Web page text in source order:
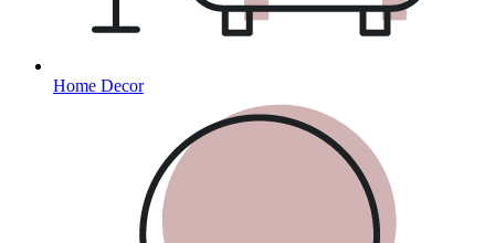
Home Decor